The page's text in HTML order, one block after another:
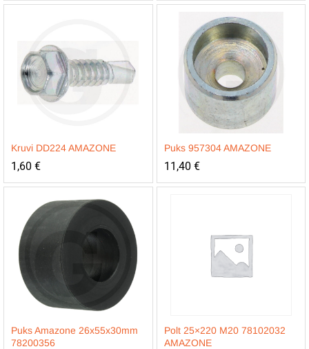
Kruvi DD224 AMAZONE
1,60 €
Puks 957304 AMAZONE
11,40 €
Puks Amazone 26x55x30mm
78200356
Polt 25×220 M20 78102032
AMAZONE